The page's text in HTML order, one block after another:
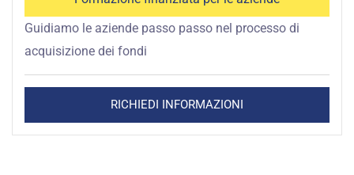
Guidiamo le aziende passo passo nel processo di
acquisizione dei fondi
RICHIEDI INFORMAZIONI